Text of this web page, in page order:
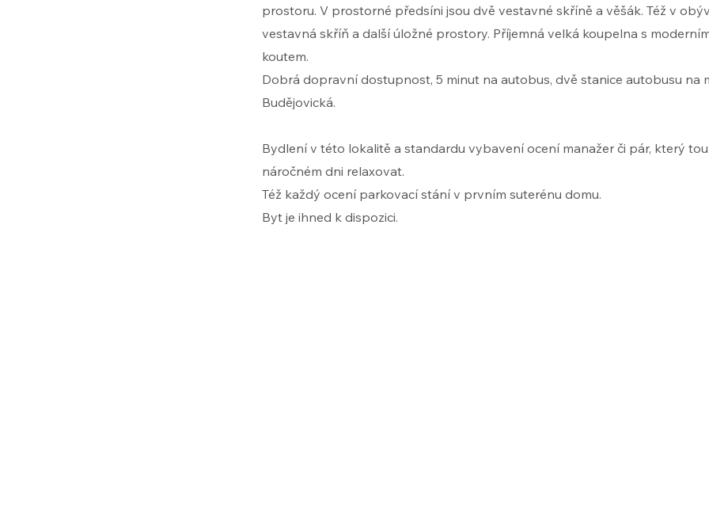
prostoru. V prostorné předsíni jsou dvě vestavné skříně a věšák. Též v
vestavná skříň a další úložné prostory. Příjemná velká koupelna s
koutem.
Dobrá dopravní dostupnost, 5 minut na autobus, dvě stanice autobusu na
Budějovická.
Bydlení v této lokalitě a standardu vybavení ocení manažer či pár, který
náročném dni relaxovat.
Též každý ocení parkovací stání v prvním suterénu domu.
Byt je ihned k dispozici.